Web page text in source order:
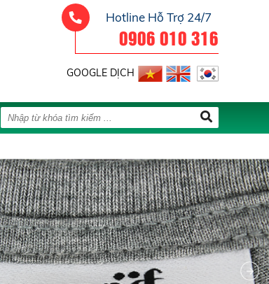
Hotline Hỗ Trợ 24/7
0906 010 316
GOOGLE DỊCH